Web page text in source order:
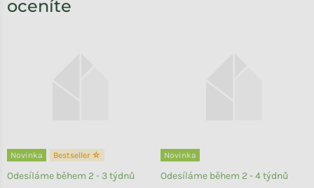
oceníte
Novinka Bestseller ☆
Odesíláme během 2 - 3 týdnů
Novinka
Odesíláme během 2 - 4 týdnů